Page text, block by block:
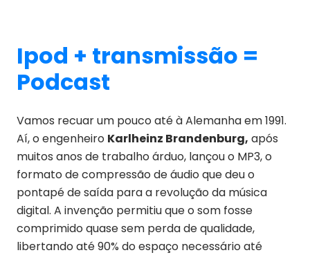
Ipod + transmissão =
Podcast
Vamos recuar um pouco até à Alemanha em 1991.
Aí, o engenheiro Karlheinz Brandenburg, após
muitos anos de trabalho árduo, lançou o MP3, o
formato de compressão de áudio que deu o
pontapé de saída para a revolução da música
digital. A invenção permitiu que o som fosse
comprimido quase sem perda de qualidade,
libertando até 90% do espaço necessário até